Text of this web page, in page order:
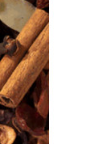
valinnat
tuotteen
sivulla.